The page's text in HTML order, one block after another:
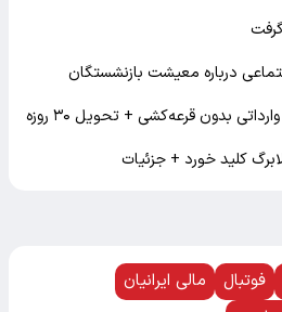
درباره معیشت بازنشستگان
بدون قرعه‌کشی + تحویل ۳۰ روزه
کلید خورد + جزئیات
فوتبال
مالی ایرانیان